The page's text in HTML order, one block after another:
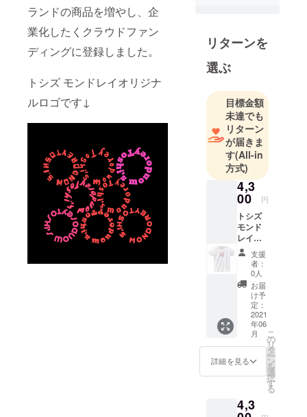
ランドの商品を増やし、企
業化したくクラウドファン
ディングに登録しました。
トシズ モンドレイオリジナ
ルロゴです↓
リターンを
選ぶ
目標金額
未達でも
リターン
が届きま
す(All-in
方式)
4,3
00 円
トシズ
モンド
レイ
(Toshi's
mondor
ey) T
シャツ
ホワイ
ズ S M
綿100%
インク
ジェッ
トプリ
ント
支援
者：
0人
お届
け予
定：
2021
年06
月
詳細を見る
こ
の
リ
タ
ー
ン
を
選
択
す
る
4,3